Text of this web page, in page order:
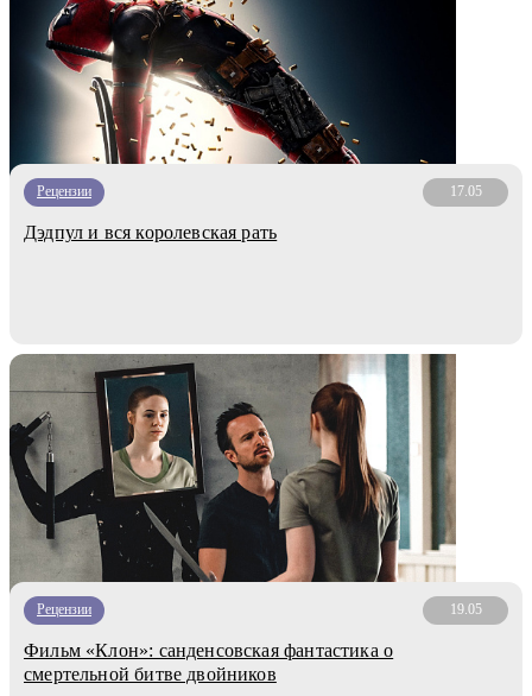
Рецензии 17.05
Дэдпул и вся королевская рать
Рецензии 19.05
Фильм «Клон»: санденсовская фантастика о
смертельной битве двойников